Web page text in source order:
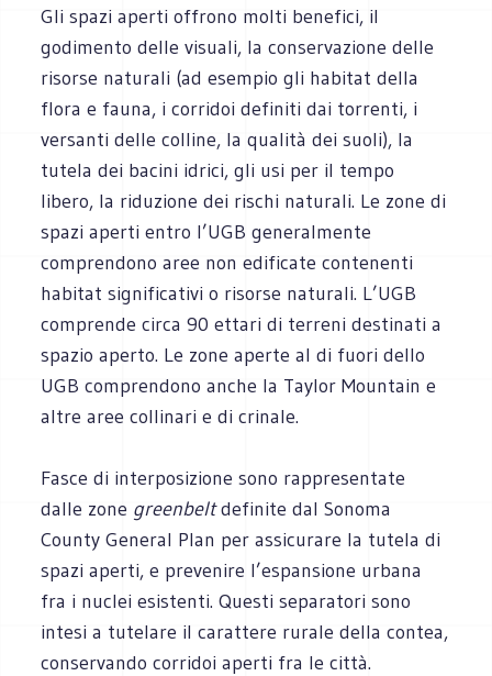
Gli spazi aperti offrono molti benefici, il
godimento delle visuali, la conservazione delle
risorse naturali (ad esempio gli habitat della
flora e fauna, i corridoi definiti dai torrenti, i
versanti delle colline, la qualità dei suoli), la
tutela dei bacini idrici, gli usi per il tempo
libero, la riduzione dei rischi naturali. Le zone di
spazi aperti entro l’UGB generalmente
comprendono aree non edificate contenenti
habitat significativi o risorse naturali. L’UGB
comprende circa 90 ettari di terreni destinati a
spazio aperto. Le zone aperte al di fuori dello
UGB comprendono anche la Taylor Mountain e
altre aree collinari e di crinale.
Fasce di interposizione sono rappresentate
dalle zone greenbeltdefinite dal Sonoma
County General Plan per assicurare la tutela di
spazi aperti, e prevenire l’espansione urbana
fra i nuclei esistenti. Questi separatori sono
intesi a tutelare il carattere rurale della contea,
conservando corridoi aperti fra le città.